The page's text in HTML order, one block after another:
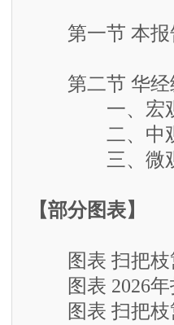
第一节 本报
第二节 华经
一、宏观
二、中观
三、微观
【部分图表】
图表 扫把枝
图表 2026年
图表 扫把枝